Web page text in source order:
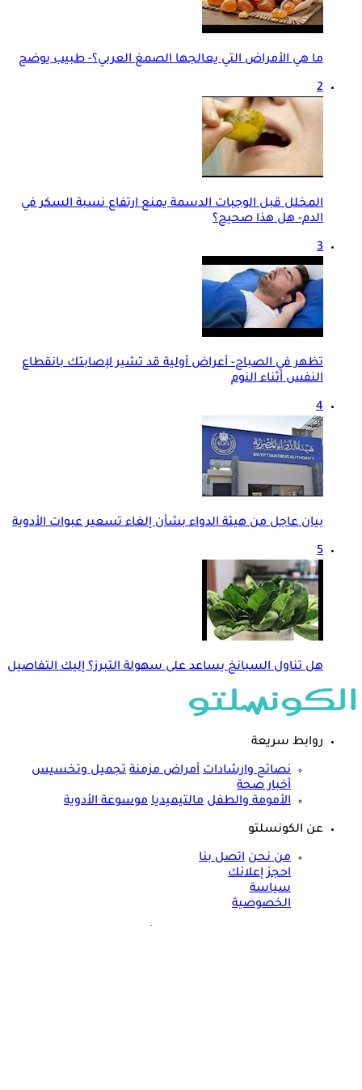
ما هي الأمراض التي يعالجها الصمغ العربي؟- طبيب يوضح
2
المخلل قبل الوجبات الدسمة يمنع ارتفاع نسبة السكر في
الدم- هل هذا صحيح؟
3
تظهر في الصباح- أعراض أولية قد تشير لإصابتك بانقطاع
النفس أثناء النوم
4
بيان عاجل من هيئة الدواء بشأن إلغاء تسعير عبوات الأدوية
5
هل تناول السبانخ يساعد على سهولة التبرز؟ إليك التفاصيل
روابط سريعة
نصائح وارشادات أمراض مزمنة تجميل وتخسيس
أخبار صحة
الأمومة والطفل مالتيميديا موسوعة الأدوية
عن الكونسلتو
من نحن اتصل بنا
احجز إعلانك
سياسة
الخصوصية